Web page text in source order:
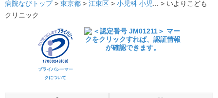
病院なびトップ > 東京都 > 江東区 > 小児科 小児 ... > いよりこども
クリニック
プライバシーマー
クについて